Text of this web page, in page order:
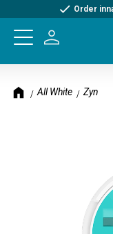
Meny
Order
All White Zyn